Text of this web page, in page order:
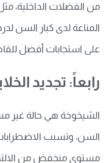
من الفضلات الداخلية،
المناعة لدى كبار السن
على استجابات أفضل للقاحات كوفيد
رابعاً: تجديد
الشيخوخة هي حالة غير
السن، وتسبب
مستوى منخفض من